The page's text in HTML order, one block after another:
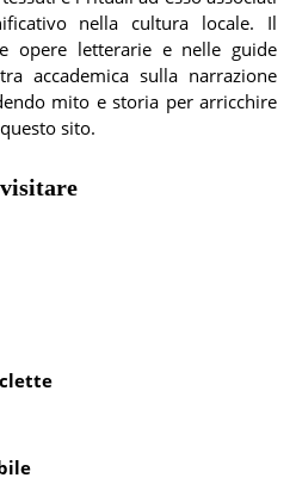
nella cultura locale. Il
opere letterarie e nelle guide
accademica sulla narrazione
mito e storia per arricchire
sito.